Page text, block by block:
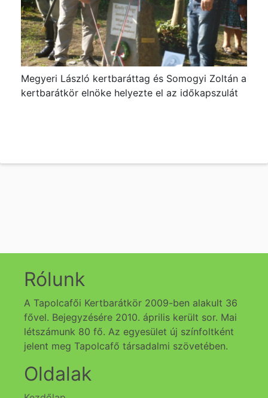
Megyeri László kertbaráttag és Somogyi Zoltán a
kertbarátkör elnöke helyezte el az időkapszulát
Rólunk
A Tapolcafői Kertbarátkör 2009-ben alakult 36
fővel. Bejegyzésére 2010. április került sor. Mai
létszámunk 80 fő. Az egyesület új színfoltként
jelent meg Tapolcafő társadalmi szövetében.
Oldalak